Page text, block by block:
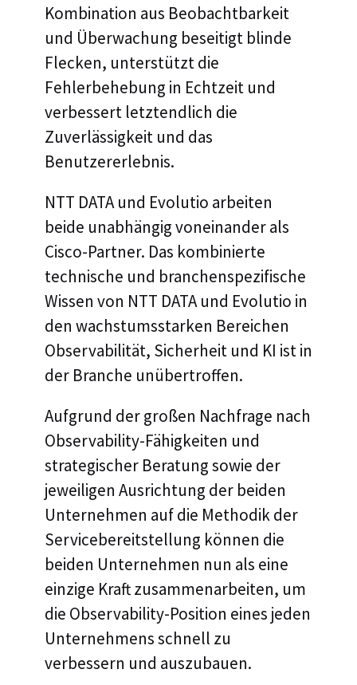
Kombination aus Beobachtbarkeit
und Überwachung beseitigt blinde
Flecken, unterstützt die
Fehlerbehebung in Echtzeit und
verbessert letztendlich die
Zuverlässigkeit und das
Benutzererlebnis.
NTT DATA und Evolutio arbeiten
beide unabhängig voneinander als
Cisco-Partner. Das kombinierte
technische und branchenspezifische
Wissen von NTT DATA und Evolutio in
den wachstumsstarken Bereichen
Observabilität, Sicherheit und KI ist in
der Branche unübertroffen.
Aufgrund der großen Nachfrage nach
Observability-Fähigkeiten und
strategischer Beratung sowie der
jeweiligen Ausrichtung der beiden
Unternehmen auf die Methodik der
Servicebereitstellung können die
beiden Unternehmen nun als eine
einzige Kraft zusammenarbeiten, um
die Observability-Position eines jeden
Unternehmens schnell zu
verbessern und auszubauen.